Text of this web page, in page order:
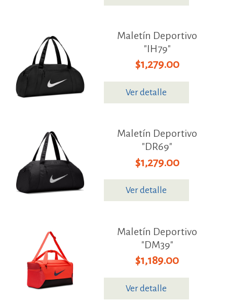
Maletín Deportivo
"IH79"
$1,279.00
Ver detalle
Maletín Deportivo
"DR69"
$1,279.00
Ver detalle
Maletín Deportivo
"DM39"
$1,189.00
Ver detalle